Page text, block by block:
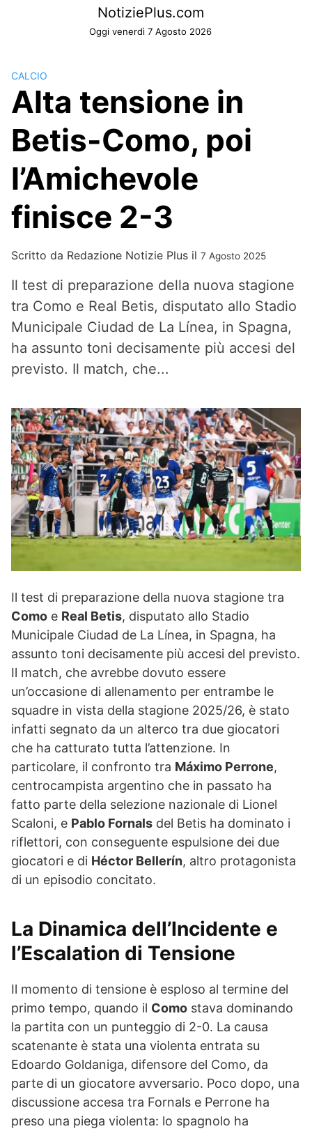
NotiziePlus.com
Oggi venerdì 7 Agosto 2026
CALCIO
Alta tensione in
Betis-Como, poi
l’Amichevole
finisce 2-3
Scritto da Redazione Notizie Plus il 7 Agosto 2025
Il test di preparazione della nuova stagione
tra Como e Real Betis, disputato allo Stadio
Municipale Ciudad de La Línea, in Spagna,
ha assunto toni decisamente più accesi del
previsto. Il match, che...
Il test di preparazione della nuova stagione tra
Como e Real Betis, disputato allo Stadio
Municipale Ciudad de La Línea, in Spagna, ha
assunto toni decisamente più accesi del previsto.
Il match, che avrebbe dovuto essere
un’occasione di allenamento per entrambe le
squadre in vista della stagione 2025/26, è stato
infatti segnato da un alterco tra due giocatori
che ha catturato tutta l’attenzione. In
particolare, il confronto tra Máximo Perrone,
centrocampista argentino che in passato ha
fatto parte della selezione nazionale di Lionel
Scaloni, e Pablo Fornals del Betis ha dominato i
riflettori, con conseguente espulsione dei due
giocatori e di Héctor Bellerín, altro protagonista
di un episodio concitato.
La Dinamica dell’Incidente e
l’Escalation di Tensione
Il momento di tensione è esploso al termine del
primo tempo, quando il Como stava dominando
la partita con un punteggio di 2-0. La causa
scatenante è stata una violenta entrata su
Edoardo Goldaniga, difensore del Como, da
parte di un giocatore avversario. Poco dopo, una
discussione accesa tra Fornals e Perrone ha
preso una piega violenta: lo spagnolo ha